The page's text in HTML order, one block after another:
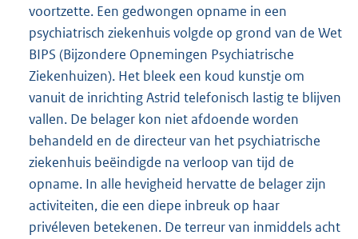
voortzette. Een gedwongen opname in een
psychiatrisch ziekenhuis volgde op grond van de Wet
BIPS (Bijzondere Opnemingen Psychiatrische
Ziekenhuizen). Het bleek een koud kunstje om
vanuit de inrichting Astrid telefonisch lastig te blijven
vallen. De belager kon niet afdoende worden
behandeld en de directeur van het psychiatrische
ziekenhuis beëindigde na verloop van tijd de
opname. In alle hevigheid hervatte de belager zijn
activiteiten, die een diepe inbreuk op haar
privéleven betekenen. De terreur van inmiddels acht